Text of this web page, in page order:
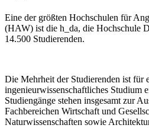
Eine der größten Hochschulen für
(HAW) ist die h_da, die Hochschule
14.500 Studierenden.
Die Mehrheit der Studierenden ist für
ingenieurwissenschaftliches Studium
Studiengänge stehen insgesamt zur
Fachbereichen Wirtschaft und
Naturwissenschaften sowie